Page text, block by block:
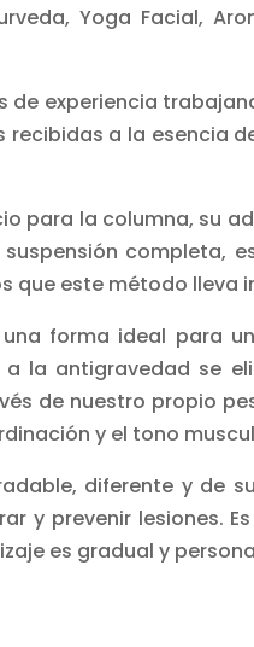
Yoga Facial,
de experiencia
a la esencia
para la columna, su
completa,
que este método lleva
forma ideal para
la antigravedad se
de nuestro propio
y el tono
diferente y de
y prevenir lesiones.
es gradual y